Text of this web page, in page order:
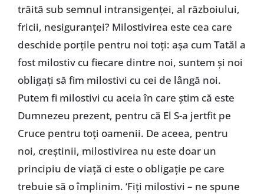
trăită sub semnul intransigenței, al războiului,
fricii, nesiguranței? Milostivirea este cea care
deschide porțile pentru noi toți: așa cum Tatăl a
fost milostiv cu fiecare dintre noi, suntem și noi
obligați să fim milostivi cu cei de lângă noi.
Putem fi milostivi cu aceia în care știm că este
Dumnezeu prezent, pentru că El S-a jertfit pe
Cruce pentru toți oamenii. De aceea, pentru
noi, creștinii, milostivirea nu este doar un
principiu de viață ci este o obligație pe care
trebuie să o împlinim. ‘Fiți milostivi – ne spune